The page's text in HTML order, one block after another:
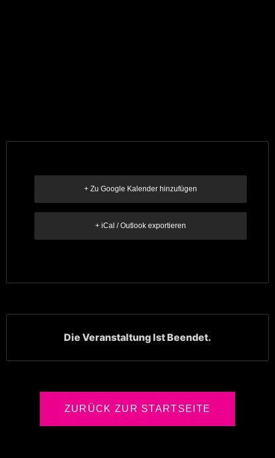
+ Zu Google Kalender hinzufügen
+ iCal / Outlook exportieren
Die Veranstaltung Ist Beendet.
ZURÜCK ZUR STARTSEITE